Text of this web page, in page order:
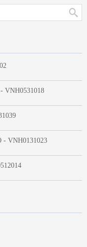
VNH0531018
VNH0131023